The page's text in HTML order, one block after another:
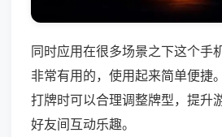
同时应用在很多场景之下这个手
非常有用的，使用起来简单便捷
打牌时可以合理调整牌型，提升
好友间互动乐趣。